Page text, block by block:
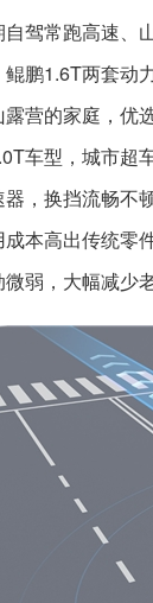
自驾常跑高速、
鹏1.6T两套动
营的家庭，优
车型，城市超
，换挡流畅不
本高出传统零
弱，大幅减少